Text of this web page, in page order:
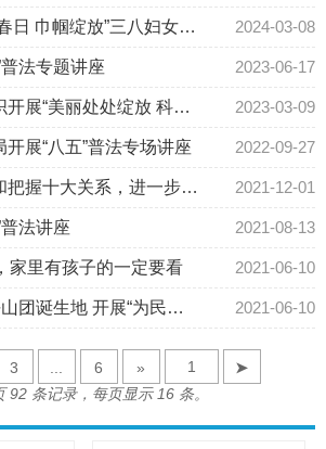
日 巾帼绽放”三八妇女节 2024-03-08
法专题讲座 2023-06-17
“美丽处处绽放 科技
节主题活动
2023-03-09
展“八五”普法专场讲座 2022-09-27
把握十大关系，进一步加
的理解
2021-12-01
法讲座 2021-08-13
家里有孩子的一定要看 2021-06-10
团诞生地 开展“为民办
动
2021-06-10
3 6 »
➤
92 条记录，每页显示 16 条。